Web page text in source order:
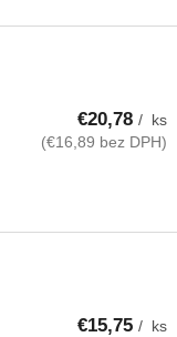
€20,78/ ks
(€16,89 bez DPH)
€15,75/ ks